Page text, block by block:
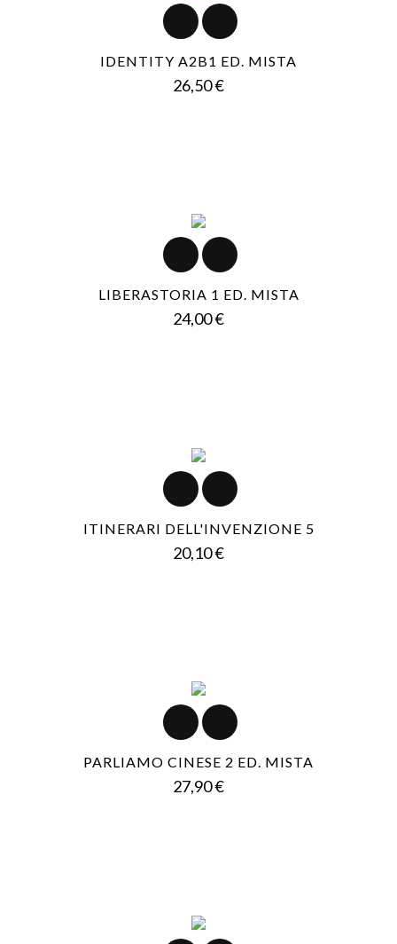
IDENTITY A2B1 ED. MISTA
26,50 €Prezzo
LIBERASTORIA 1 ED. MISTA
24,00 €Prezzo
ITINERARI DELL'INVENZIONE 5
20,10 €Prezzo
PARLIAMO CINESE 2 ED. MISTA
27,90 €Prezzo